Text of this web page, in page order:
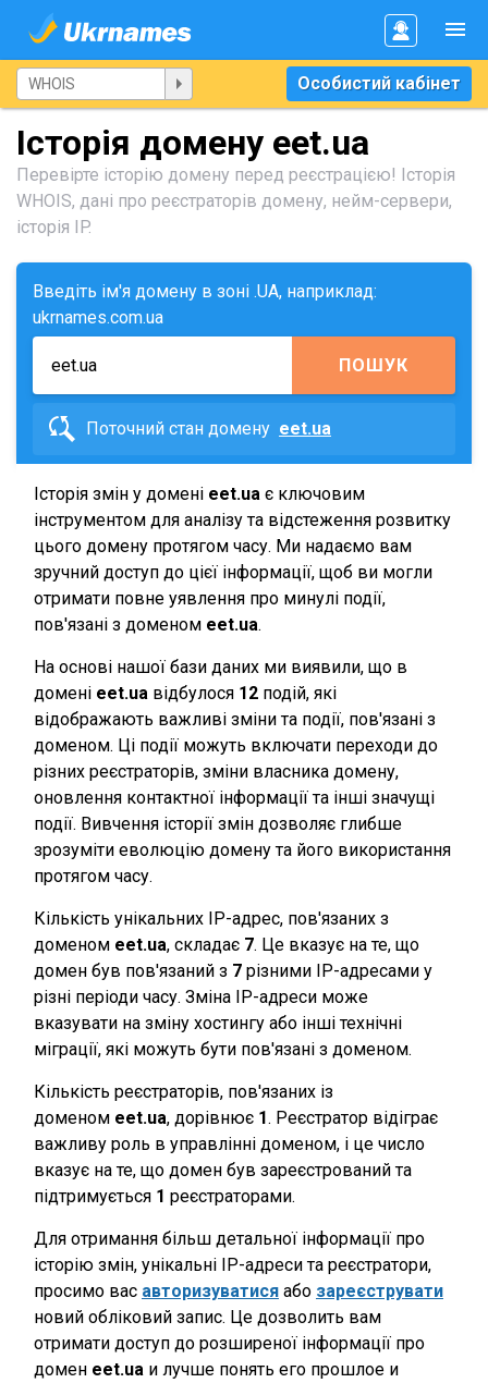
Особистий кабінет
Історія домену eet.ua
Перевірте історію домену перед реєстрацією! Історія
WHOIS, дані про реєстраторів домену, нейм-сервери,
історія IP.
Введіть ім'я домену в зоні .UA, наприклад:
ukrnames.com.ua
ПОШУК
Поточний стан домену eet.ua
Історія змін у домені eet.ua є ключовим
інструментом для аналізу та відстеження розвитку
цього домену протягом часу. Ми надаємо вам
зручний доступ до цієї інформації, щоб ви могли
отримати повне уявлення про минулі події,
пов'язані з доменом eet.ua.
На основі нашої бази даних ми виявили, що в
домені eet.ua відбулося 12 подій, які
відображають важливі зміни та події, пов'язані з
доменом. Ці події можуть включати переходи до
різних реєстраторів, зміни власника домену,
оновлення контактної інформації та інші значущі
події. Вивчення історії змін дозволяє глибше
зрозуміти еволюцію домену та його використання
протягом часу.
Кількість унікальних IP-адрес, пов'язаних з
доменом eet.ua, складає 7. Це вказує на те, що
домен був пов'язаний з 7 різними IP-адресами у
різні періоди часу. Зміна IP-адреси може
вказувати на зміну хостингу або інші технічні
міграції, які можуть бути пов'язані з доменом.
Кількість реєстраторів, пов'язаних із
доменом eet.ua, дорівнює 1. Реєстратор відіграє
важливу роль в управлінні доменом, і це число
вказує на те, що домен був зареєстрований та
підтримується 1 реєстраторами.
Для отримання більш детальної інформації про
історію змін, унікальні IP-адреси та реєстратори,
просимо вас авторизуватися або зареєструвати
новий обліковий запис. Це дозволить вам
отримати доступ до розширеної інформації про
домен eet.ua и лучше понять его прошлое и